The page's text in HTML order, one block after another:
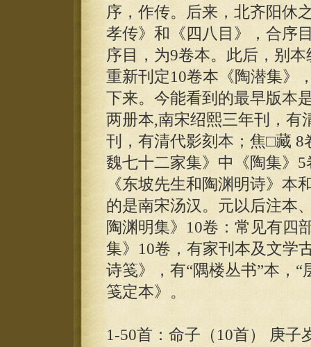
序，作传。后来，北齐阳休
孝传》和《四八目》，合序
序目，为9卷本。此后，别
重新刊定10卷本《陶潜集》
下来。今能看到的最早版本
两册本,南宋绍熙三年刊，有
刊，有清代影刻本；焦□藏
魏七十二家集》中《陶集》
《东坡先生和陶渊明诗》本
的是南宋汤汉。元以后注本
陶渊明集》10卷：常见有四
集》10卷，有家刊本及文学
诗笺》，有“隅楼丛书”本，
笺定本》。
1-50首：命子（10首） 庚